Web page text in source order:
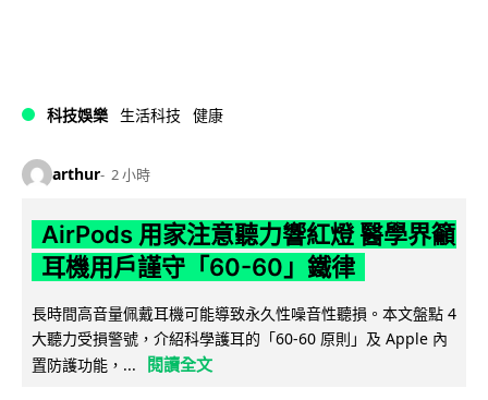
科技娛樂 生活科技 健康
arthur 2 小時
AirPods 用家注意聽力響紅燈 醫學界籲
耳機用戶謹守「60-60」鐵律
長時間高音量佩戴耳機可能導致永久性噪音性聽損。本文盤點 4
大聽力受損警號，介紹科學護耳的「60-60 原則」及 Apple 內
置防護功能，...
閱讀全文